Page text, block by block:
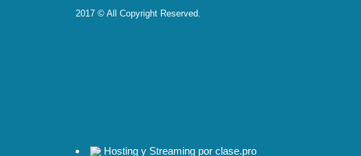
2017 © All Copyright Reserved.
Hosting y Streaming por clase.pro